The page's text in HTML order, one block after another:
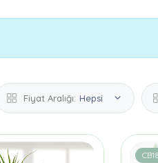
Fiyat Aralığı: Hepsi